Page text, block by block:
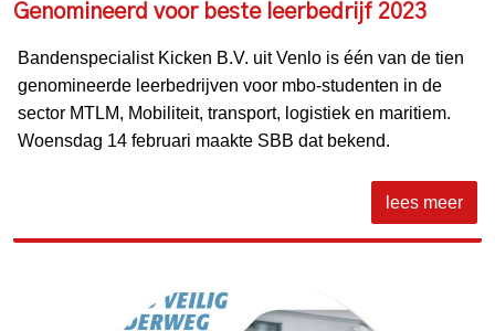
Genomineerd voor beste leerbedrijf 2023
Bandenspecialist Kicken B.V. uit Venlo is één van de tien
genomineerde leerbedrijven voor mbo-studenten in de
sector MTLM, Mobiliteit, transport, logistiek en maritiem.
Woensdag 14 februari maakte SBB dat bekend.
lees meer